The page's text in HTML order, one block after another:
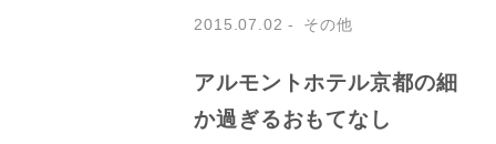
2015.07.02 その他
アルモントホテル京都の細
か過ぎるおもてなし